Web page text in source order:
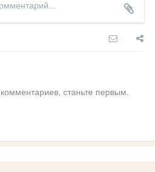
станьте первым.